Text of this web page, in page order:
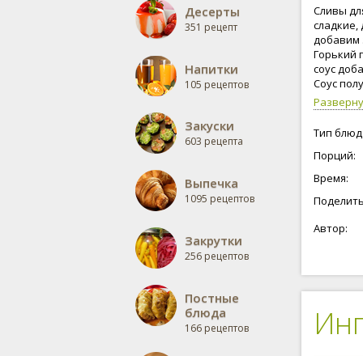
Десерты
351 рецепт
Напитки
105 рецептов
Закуски
603 рецепта
Выпечка
1095 рецептов
Закрутки
256 рецептов
Постные
блюда
166 рецептов
Сливы
сладкие,
добавим
Горький
соус
Соус
соуса на
Тип
Порций:
Время:
Автор: